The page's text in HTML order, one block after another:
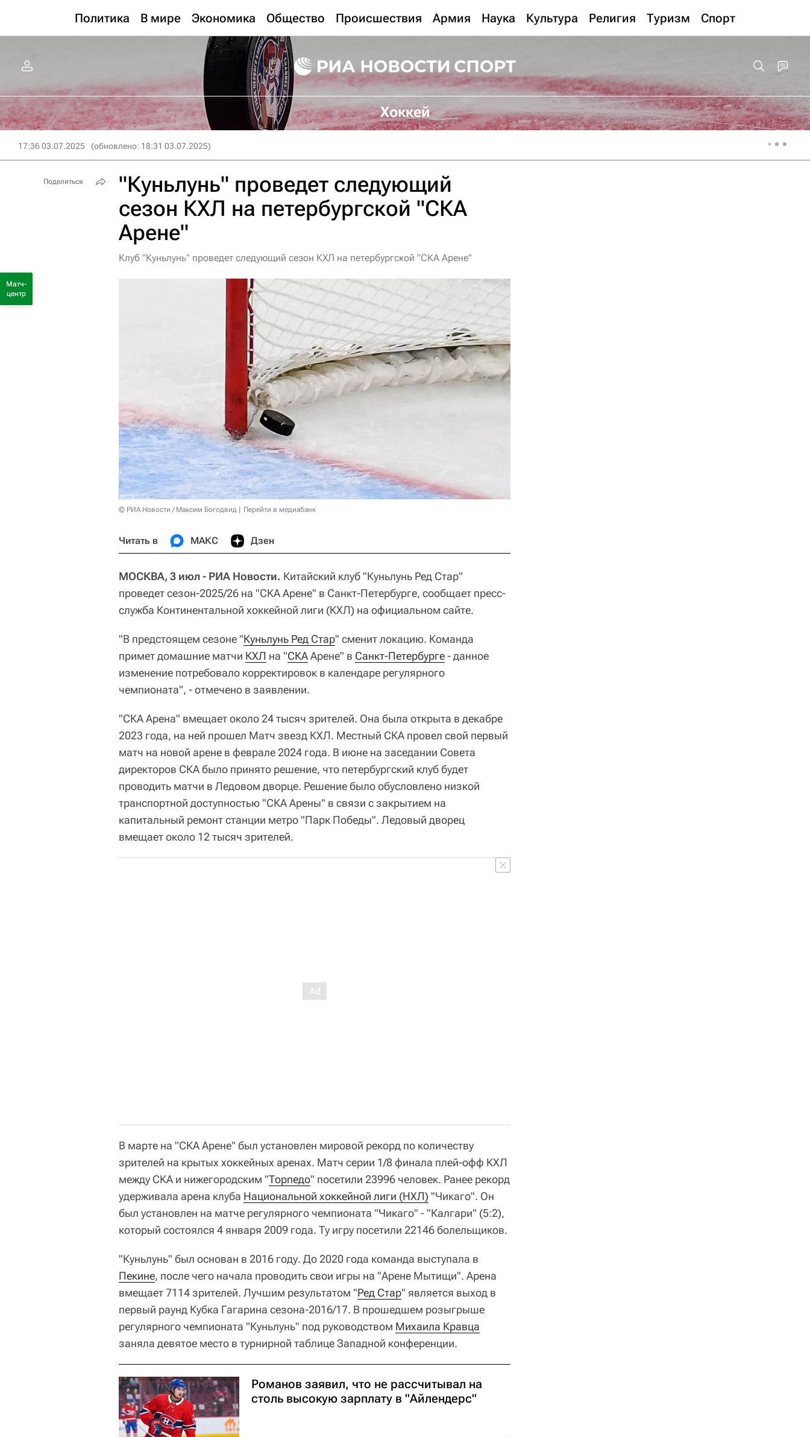
Политика В мире Экономика Общество Происшествия Армия Наука Культура Религия Туризм Спорт
Хоккей
17:36 03.07.2025 (обновлено: 18:31 03.07.2025)
"Куньлунь" проведет следующий
сезон КХЛ на петербургской "СКА
Арене"
Клуб "Куньлунь" проведет следующий сезон КХЛ на петербургской "СКА Арене"
© РИА Новости / Максим Богодвид Перейти в медиабанк
Читать в МАКС Дзен
МОСКВА, 3 июл - РИА Новости. Китайский клуб "Куньлунь Ред Стар"
проведет сезон-2025/26 на "СКА Арене" в Санкт-Петербурге, сообщает пресс-
служба Континентальной хоккейной лиги (КХЛ) на официальном сайте.
"В предстоящем сезоне "Куньлунь Ред Стар" сменит локацию. Команда
примет домашние матчи КХЛ на "СКААрене" в Санкт-Петербурге- данное
изменение потребовало корректировок в календаре регулярного
чемпионата", - отмечено в заявлении.
"СКА Арена" вмещает около 24 тысяч зрителей. Она была открыта в декабре
2023 года, на ней прошел Матч звезд КХЛ. Местный СКА провел свой первый
матч на новой арене в феврале 2024 года. В июне на заседании Совета
директоров СКА было принято решение, что петербургский клуб будет
проводить матчи в Ледовом дворце. Решение было обусловлено низкой
транспортной доступностью "СКА Арены" в связи с закрытием на
капитальный ремонт станции метро "Парк Победы". Ледовый дворец
вмещает около 12 тысяч зрителей.
В марте на "СКА Арене" был установлен мировой рекорд по количеству
зрителей на крытых хоккейных аренах. Матч серии 1/8 финала плей-офф КХЛ
между СКА и нижегородским "Торпедо" посетили 23996 человек. Ранее рекорд
удерживала арена клуба Национальной хоккейной лиги (НХЛ) "Чикаго". Он
был установлен на матче регулярного чемпионата "Чикаго" - "Калгари" (5:2),
который состоялся 4 января 2009 года. Ту игру посетили 22146 болельщиков.
"Куньлунь" был основан в 2016 году. До 2020 года команда выступала в
Пекине, после чего начала проводить свои игры на "Арене Мытищи". Арена
вмещает 7114 зрителей. Лучшим результатом "Ред Стар" является выход в
первый раунд Кубка Гагарина сезона-2016/17. В прошедшем розыгрыше
регулярного чемпионата "Куньлунь" под руководством Михаила Кравца
заняла девятое место в турнирной таблице Западной конференции.
Романов заявил, что не рассчитывал на
столь высокую зарплату в "Айлендерс"
Поделиться
Матч-
центр